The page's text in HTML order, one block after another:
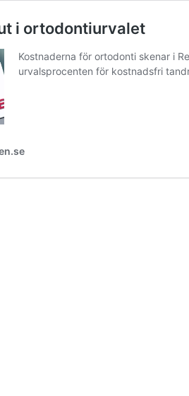
i ortodontiurvalet
Kostnaderna för ortodonti skenar i
urvalsprocenten för kostnadsfri